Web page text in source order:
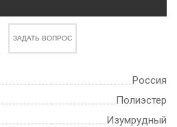
ЗАДАТЬ ВОПРОС
Россия
Полиэстер
Изумрудный